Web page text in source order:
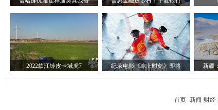
2022款江铃皮卡域虎7 纪录电影《冰上时刻》即将 新疆
首页 新闻 财经